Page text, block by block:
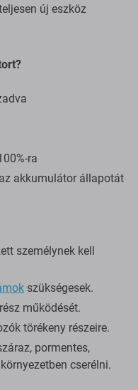
új eszköz
ra
akkumulátor állapotát
személynek kell
szükségesek.
működését.
törékeny részeire.
pormentes,
cserélni.